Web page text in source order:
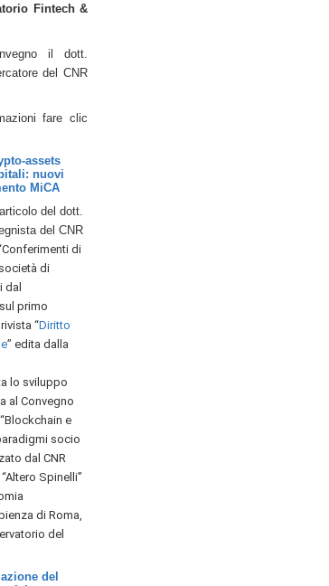
Fintech &
il dott.
del CNR
fare clic
assets
nuovi
MiCA
del dott.
del CNR
di
di
dal
primo
“Diritto
” edita dalla
lo sviluppo
al Convegno
e
socio
dal CNR
Spinelli”
di Roma,
del
del